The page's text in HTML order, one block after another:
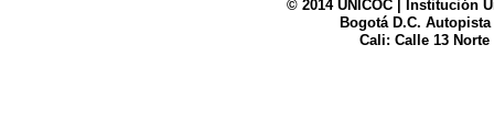
© 2014 UNICOC | Institución
Bogotá D.C. Autopista
Cali: Calle 13 Norte